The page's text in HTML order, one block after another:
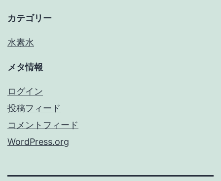
カテゴリー
水素水
メタ情報
ログイン
投稿フィード
コメントフィード
WordPress.org